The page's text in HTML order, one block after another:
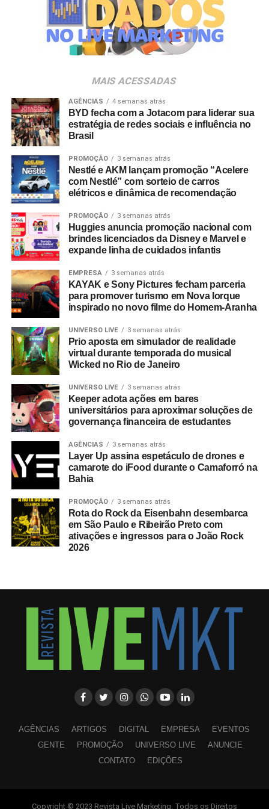
Carrefour, Assaí Atacadista, Magalu, Panvel, Pague
Menos, Rappi e Dalben. “As marcas próprias vivem um
momento de expansão no Brasil e vêm conquistando um
papel cada vez mais estratégico tanto para varejistas
justamente para conectar esse ecossistema, promover
o fortalecimento desse mercado, que ainda tem um
enorme potencial de crescimento no país”, destaca
Johnny Reitzfeld, fundador e
O credenciamento é destinado a profissionais de toda a
cadeia produtiva — incluindo varejistas, fabricantes,
distribuidores, fornecedores e consultores —
interessados no mapeamento de tendências e na
geração de novas parcerias comerciais.
MAIS ACESSADAS
AGÊNCIAS 4 semanas atrás
BYD fecha com a Jotacom para liderar sua
estratégia de redes sociais e influência no
Brasil
PROMOÇÃO 3 semanas atrás
Nestlé e AKM lançam promoção “Acelere
com Nestlé” com sorteio de carros
elétricos e dinâmica de recomendação
PROMOÇÃO 3 semanas atrás
Huggies anuncia promoção nacional com
brindes licenciados da Disney e Marvel e
expande linha de cuidados infantis
EMPRESA 3 semanas atrás
KAYAK e Sony Pictures fecham parceria
para promover turismo em Nova Iorque
inspirado no novo filme do Homem-Aranha
UNIVERSO LIVE 3 semanas atrás
Prio aposta em simulador de realidade
virtual durante temporada do musical
Wicked no Rio de Janeiro
UNIVERSO LIVE 3 semanas atrás
Keeper adota ações em bares
universitários para aproximar soluções de
governança financeira de estudantes
AGÊNCIAS 3 semanas atrás
Layer Up assina espetáculo de drones e
camarote do iFood durante o Camaforró na
Bahia
PROMOÇÃO 3 semanas atrás
Rota do Rock da Eisenbahn desembarca
em São Paulo e Ribeirão Preto com
ativações e ingressos para o João Rock
2026
AGÊNCIAS ARTIGOS DIGITAL EMPRESA
EVENTOS
GENTE
PROMOÇÃO UNIVERSO LIVE
ANUNCIE
CONTATO
EDIÇÕES
Copyright © 2023 Revista Live Marketing. Todos os Direitos